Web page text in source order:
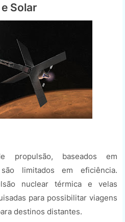
Solar
propulsão, baseados em
limitados em eficiência.
nuclear térmica e velas
para possibilitar viagens
destinos distantes.